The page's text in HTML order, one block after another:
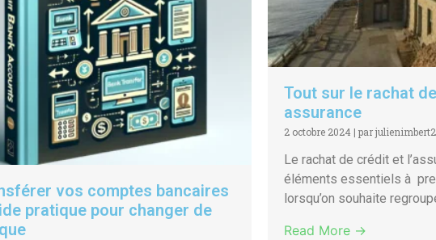
vos comptes bancaires
pratique pour changer de
Tout sur le rachat
assurance
2 octobre 2024 |par julienimbert2
Le rachat de crédit et
éléments essentiels à
lorsqu’on souhaite
Read More →